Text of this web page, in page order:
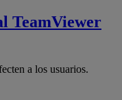
TeamViewer
a los usuarios.